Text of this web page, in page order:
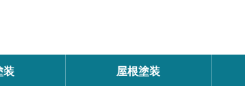
装 屋根塗装